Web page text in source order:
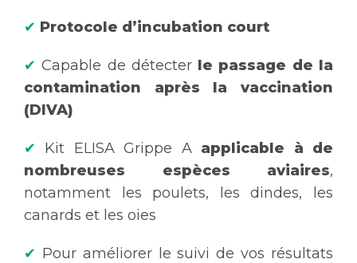
✔ Protocole d’incubation court
✔ Capable de détecter le passage de la
contamination après la vaccination
(DIVA)
✔ Kit ELISA Grippe A applicable à de
nombreuses espèces aviaires,
notamment les poulets, les dindes, les
canards et les oies
✔ Pour améliorer le suivi de vos résultats